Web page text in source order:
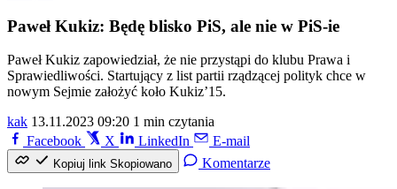
Paweł Kukiz: Będę blisko PiS, ale nie w PiS-ie
Paweł Kukiz zapowiedział, że nie przystąpi do klubu Prawa i
Sprawiedliwości. Startujący z list partii rządzącej polityk chce w
nowym Sejmie założyć koło Kukiz’15.
kak 13.11.2023 09:20 1 min czytania
Facebook
X LinkedIn E-mail
Kopiuj link Skopiowano Komentarze